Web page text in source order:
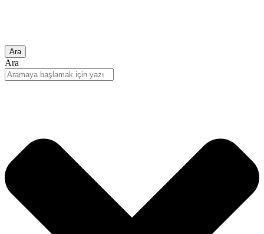
Ara
Ara